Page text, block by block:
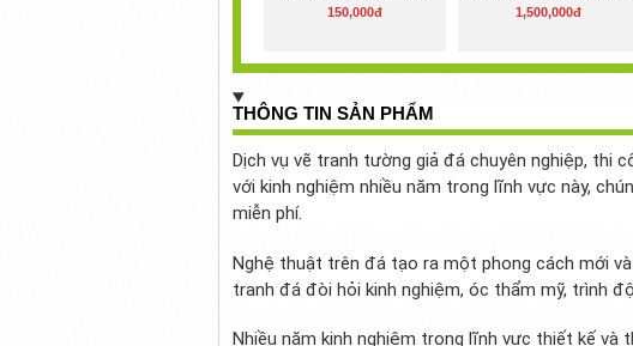
150,000đ
1,500,000đ
THÔNG TIN SẢN PHẨM
Dịch vụ vẽ tranh tường giả đá chuyên nghiệp, thi
với kinh nghiệm nhiều năm trong lĩnh vực này,
miễn phí.
Nghệ thuật trên đá tạo ra một phong cách mới
tranh đá đòi hỏi kinh nghiệm, óc thẩm mỹ, trình
Nhiều năm kinh nghiệm trong lĩnh vực thiết kế và